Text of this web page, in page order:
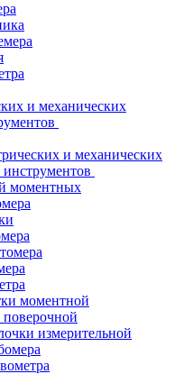
и механических
и механических
моментных
моментной
измерительной